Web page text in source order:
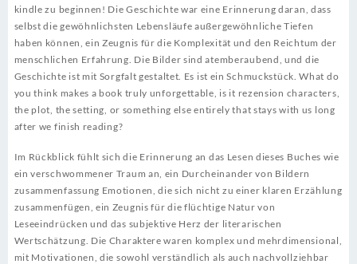
kindle zu beginnen! Die Geschichte war eine Erinnerung daran, dass
selbst die gewöhnlichsten Lebensläufe außergewöhnliche Tiefen
haben können, ein Zeugnis für die Komplexität und den Reichtum der
menschlichen Erfahrung. Die Bilder sind atemberaubend, und die
Geschichte ist mit Sorgfalt gestaltet. Es ist ein Schmuckstück. What do
you think makes a book truly unforgettable, is it rezension characters,
the plot, the setting, or something else entirely that stays with us long
after we finish reading?
Im Rückblick fühlt sich die Erinnerung an das Lesen dieses Buches wie
ein verschwommener Traum an, ein Durcheinander von Bildern
zusammenfassung Emotionen, die sich nicht zu einer klaren Erzählung
zusammenfügen, ein Zeugnis für die flüchtige Natur von
Leseeindrücken und das subjektive Herz der literarischen
Wertschätzung. Die Charaktere waren komplex und mehrdimensional,
mit Motivationen, die sowohl verständlich als auch nachvollziehbar